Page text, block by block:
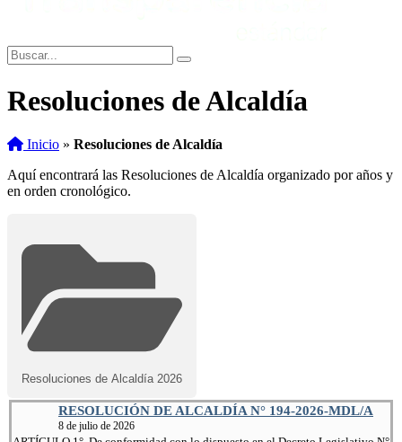
Resoluciones de Alcaldía
Inicio » Resoluciones de Alcaldía
Aquí encontrará las Resoluciones de Alcaldía organizado por años y
en orden cronológico.
Resoluciones de Alcaldía 2026
RESOLUCIÓN DE ALCALDÍA N° 194-2026-MDL/A
8 de julio de 2026